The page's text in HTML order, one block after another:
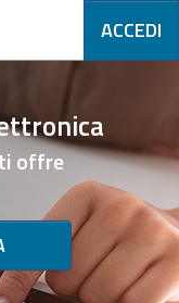
ACCEDI
offre